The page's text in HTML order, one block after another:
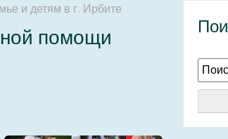
и детям в г. Ирбите
помощи